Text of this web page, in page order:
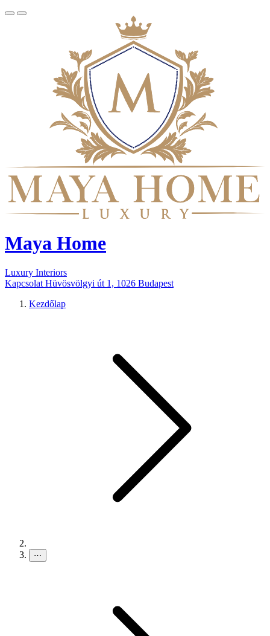
Maya Home
Luxury Interiors
Kapcsolat Hüvösvölgyi út 1, 1026 Budapest
Kezdőlap
⋯